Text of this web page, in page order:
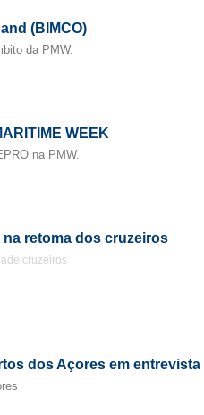
(BIMCO)
da PMW.
WEEK
na PMW.
retoma dos cruzeiros
cruzeiros
dos Açores em entrevista